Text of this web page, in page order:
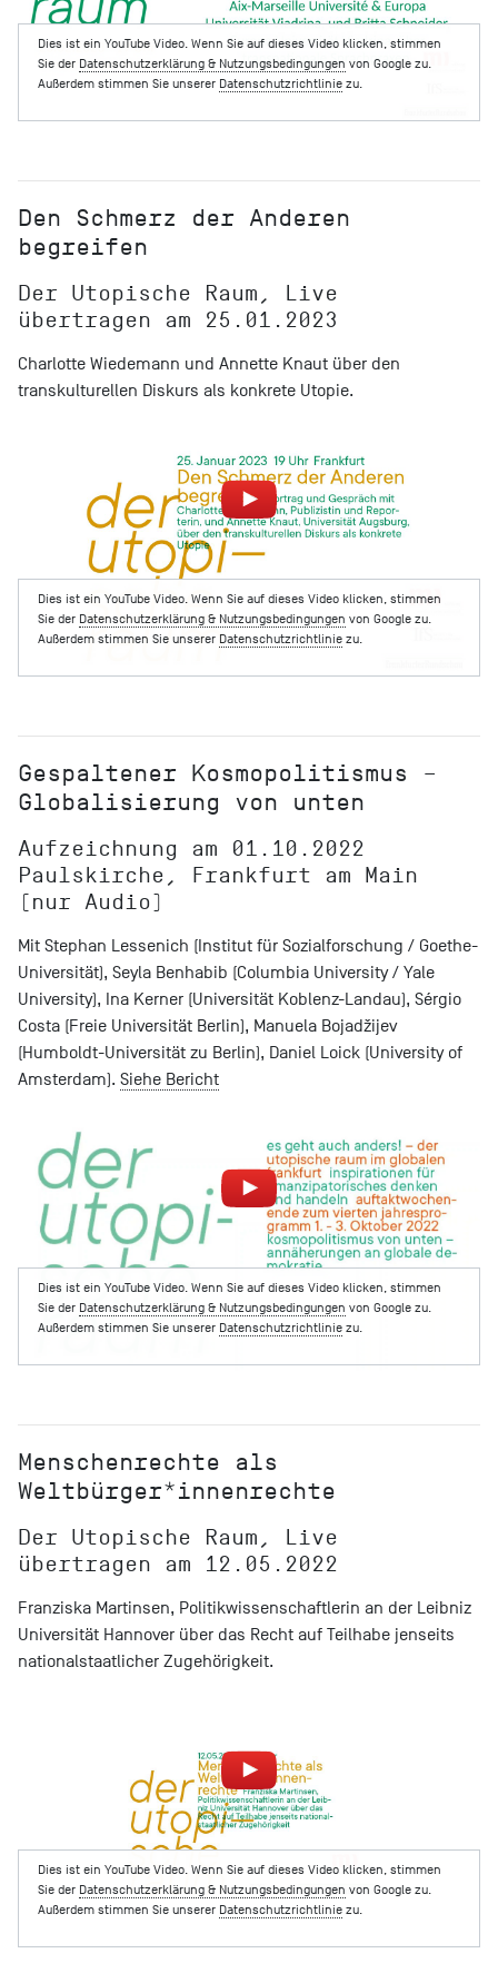
Dies ist ein YouTube Video. Wenn Sie auf dieses Video klicken, stimmen
Sie der Datenschutzerklärung & Nutzungsbedingungen von Google zu.
Außerdem stimmen Sie unserer Datenschutzrichtliniezu.
Den Schmerz der Anderen
begreifen
Der Utopische Raum, Live
übertragen am 25.01.2023
Charlotte Wiedemann und Annette Knaut über den
transkulturellen Diskurs als konkrete Utopie.
Dies ist ein YouTube Video. Wenn Sie auf dieses Video klicken, stimmen
Sie der Datenschutzerklärung & Nutzungsbedingungen von Google zu.
Außerdem stimmen Sie unserer Datenschutzrichtliniezu.
Gespaltener Kosmopolitismus –
Globalisierung von unten
Aufzeichnung am 01.10.2022
Paulskirche, Frankfurt am Main
(nur Audio)
Mit Stephan Lessenich (Institut für Sozialforschung / Goethe-
Universität), Seyla Benhabib (Columbia University / Yale
University), Ina Kerner (Universität Koblenz-Landau), Sérgio
Costa (Freie Universität Berlin), Manuela Bojadžijev
(Humboldt-Universität zu Berlin), Daniel Loick (University of
Amsterdam). Siehe Bericht
Dies ist ein YouTube Video. Wenn Sie auf dieses Video klicken, stimmen
Sie der Datenschutzerklärung & Nutzungsbedingungen von Google zu.
Außerdem stimmen Sie unserer Datenschutzrichtliniezu.
Menschenrechte als
Weltbürger*innenrechte
Der Utopische Raum, Live
übertragen am 12.05.2022
Franziska Martinsen, Politikwissenschaftlerin an der Leibniz
Universität Hannover über das Recht auf Teilhabe jenseits
nationalstaatlicher Zugehörigkeit.
Dies ist ein YouTube Video. Wenn Sie auf dieses Video klicken, stimmen
Sie der Datenschutzerklärung & Nutzungsbedingungen von Google zu.
Außerdem stimmen Sie unserer Datenschutzrichtliniezu.